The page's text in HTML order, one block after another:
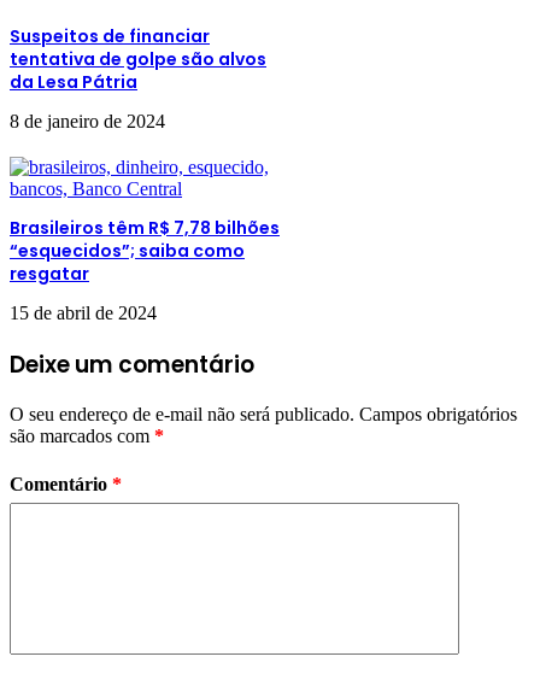
Suspeitos de financiar
tentativa de golpe são alvos
da Lesa Pátria
8 de janeiro de 2024
Brasileiros têm R$ 7,78 bilhões
“esquecidos”; saiba como
resgatar
15 de abril de 2024
Deixe um comentário
O seu endereço de e-mail não será publicado. Campos obrigatórios
são marcados com *
Comentário *